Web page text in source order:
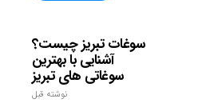
سوغات تبریز چیست؟
آشنایی با بهترین
سوغاتی های تبریز
نوشته قبل